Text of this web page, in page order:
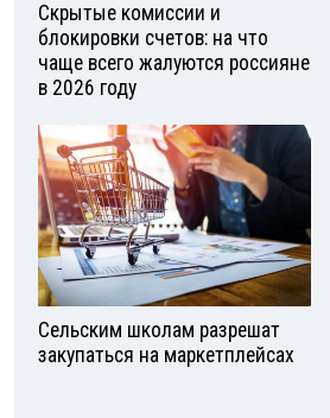
Скрытые комиссии и
блокировки счетов: на что
чаще всего жалуются россияне
в 2026 году
Сельским школам разрешат
закупаться на маркетплейсах